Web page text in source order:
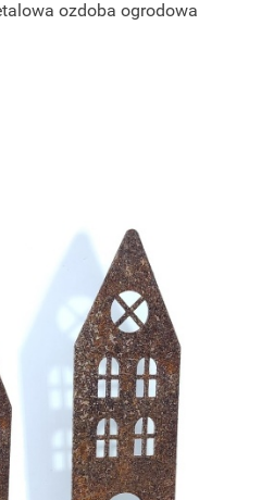
ozdoba ogrodowa